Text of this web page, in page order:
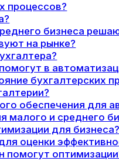
процессов?
бизнеса
на рынке?
в
бухгалтерских
обеспечения для
и среднего
для бизнеса?
оценки
помогут